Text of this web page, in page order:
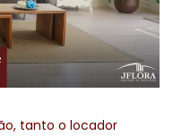
tanto o locador